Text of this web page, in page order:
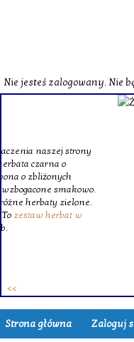
Nie jesteś zalogowany. Nie
Strona główna Zaloguj